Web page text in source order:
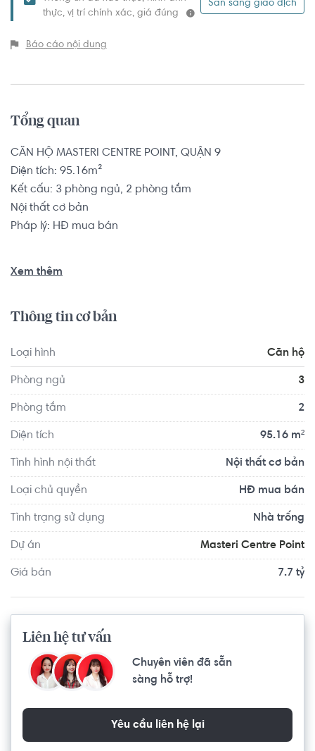
thực, vị trí chính xác, giá đúng
Sẵn sàng giao dịch
Báo cáo nội dung
Tổng quan
CĂN HỘ MASTERI CENTRE POINT, QUẬN 9
Diện tích: 95.16m²
Kết cấu: 3 phòng ngủ, 2 phòng tắm
Nội thất cơ bản
Pháp lý: HĐ mua bán
tiện ích về y tế, giáo dục và giải trí xung quanh như: Trạm y
Foods Lò Lu...
Xem thêm
Thông tin cơ bản
Loại hình Căn hộ
Phòng ngủ 3
Phòng tắm 2
Diện tích 95.16 m²
Tình hình nội thất Nội thất cơ bản
Loại chủ quyền HĐ mua bán
Tình trạng sử dụng Nhà trống
Dự án Masteri Centre Point
Giá bán 7.7 tỷ
Liên hệ tư vấn
Chuyên viên đã sẵn
sàng hỗ trợ!
Yêu cầu liên hệ lại